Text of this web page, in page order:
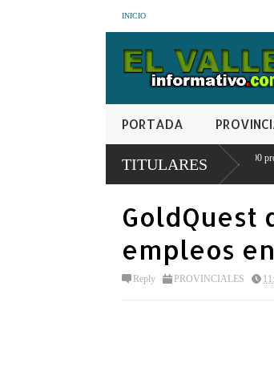
INICIO
PORTADA
TITULARES
Crisis agrícola en Juancho: 300 productores pierden sus
GoldQuest
empleos
Reply PROVINCIALES